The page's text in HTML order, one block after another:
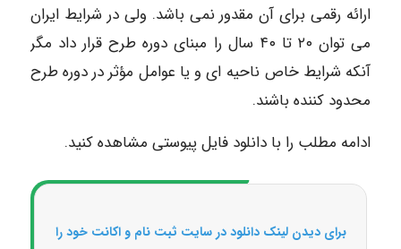
ارائه رقمی برای آن مقدور نمی باشد. ولی در شرایط ایران
می توان ۲۰ تا ۴۰ سال را مبنای دوره طرح قرار داد مگر
آنکه شرایط خاص ناحیه ای و یا عوامل مؤثر در دوره طرح
محدود کننده باشند.
ادامه مطلب را با دانلود فایل پیوستی مشاهده کنید.
برای دیدن لینک دانلود در سایت ثبت نام و اکانت خود را